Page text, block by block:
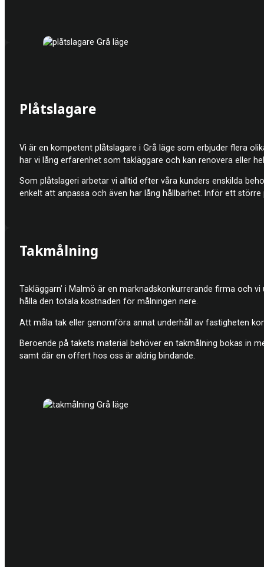
Plåtslagare
Vi är en kompetent plåtslagare i Grå läge som erbjuder flera
har vi lång erfarenhet som takläggare och kan renovera eller
Som plåtslageri arbetar vi alltid efter våra kunders enskilda
enkelt att anpassa och även har lång hållbarhet. Inför ett
Takmålning
Takläggarn’ i Malmö är en marknadskonkurrerande firma och
hålla den totala kostnaden för målningen nere.
Att måla tak eller genomföra annat underhåll av fastigheten
Beroende på takets material behöver en takmålning bokas in
samt där en offert hos oss är aldrig bindande.